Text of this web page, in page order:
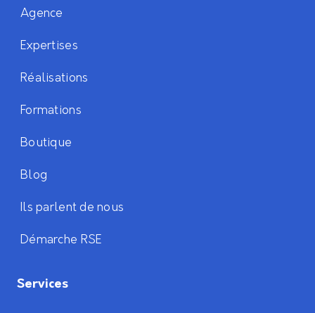
Agence
Expertises
Réalisations
Formations
Boutique
Blog
Ils parlent de nous
Démarche RSE
Services